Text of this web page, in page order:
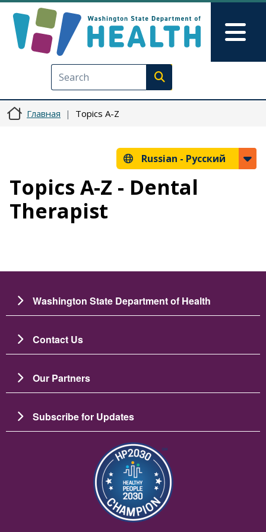
Execute search
Главная Topics A-Z
Russian - Русский
Topics A-Z - Dental
Therapist
Washington State Department of Health
Contact Us
Our Partners
Subscribe for Updates
Изображение